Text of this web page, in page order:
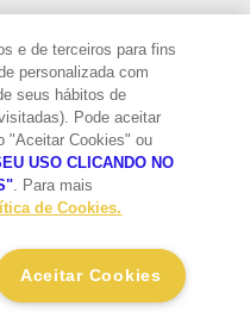
nas redes
site a um amigo.
Saber mais
e de terceiros para fins
personalizada com
seus hábitos de
Pode aceitar
"Aceitar Cookies" ou
USO CLICANDO NO
. Para mais
de Cookies.
Aceitar Cookies